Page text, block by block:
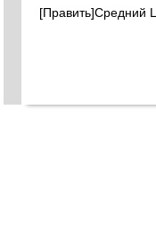
[Править]Средний